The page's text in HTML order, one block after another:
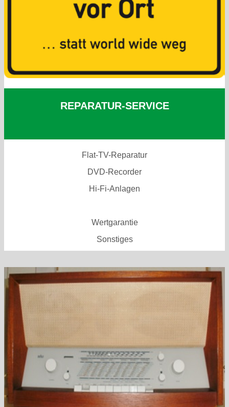
REPARATUR-SERVICE
Flat-TV-Reparatur
DVD-Recorder
Hi-Fi-Anlagen
Wertgarantie
Sonstiges